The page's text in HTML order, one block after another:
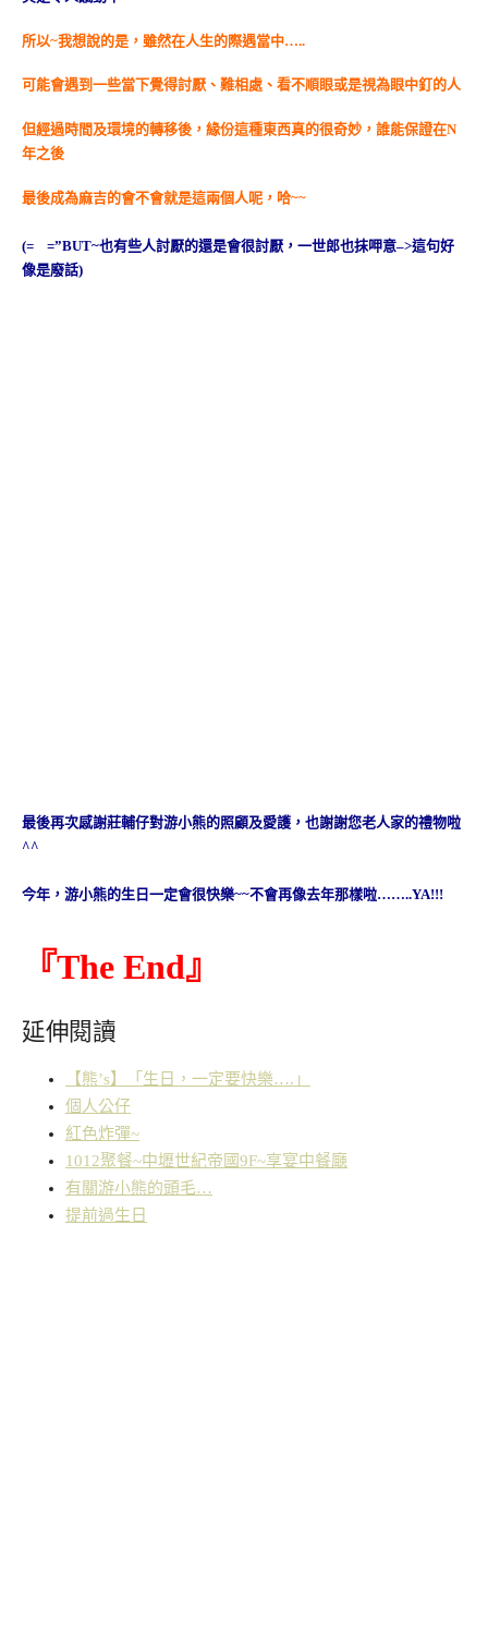
所以~我想說的是，雖然在人生的際遇當中…..
可能會遇到一些當下覺得討厭、難相處、看不順眼或是視為眼中釘的人
但經過時間及環境的轉移後，緣份這種東西真的很奇妙，誰能保證在N
年之後
最後成為麻吉的會不會就是這兩個人呢，哈~~
(= =”BUT~也有些人討厭的還是會很討厭，一世郎也抹呷意–>這句好
像是廢話)
最後再次感謝莊輔仔對游小熊的照顧及愛護，也謝謝您老人家的禮物啦
^^
今年，游小熊的生日一定會很快樂~~不會再像去年那樣啦……..YA!!!
『The End』
延伸閱讀
【熊’s】「生日，一定要快樂….」
個人公仔
紅色炸彈~
1012聚餐~中壢世紀帝國9F~享宴中餐廰
有關游小熊的頭毛…
提前過生日